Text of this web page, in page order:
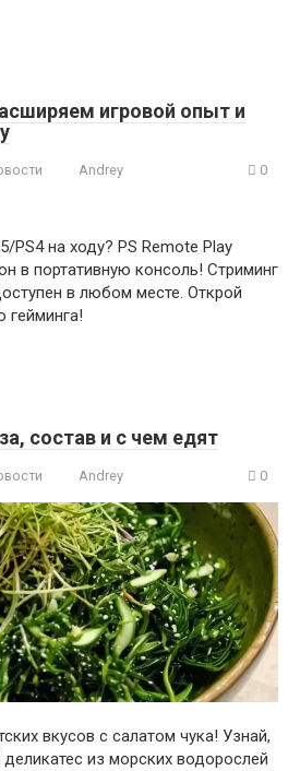
игровой опыт и
Andrey 0
PS4 на ходу? PS Remote Play
в портативную консоль! Стриминг
в любом месте. Открой
гейминга!
состав и с чем едят
Andrey 0
вкусов с салатом чука! Узнай,
из морских водорослей